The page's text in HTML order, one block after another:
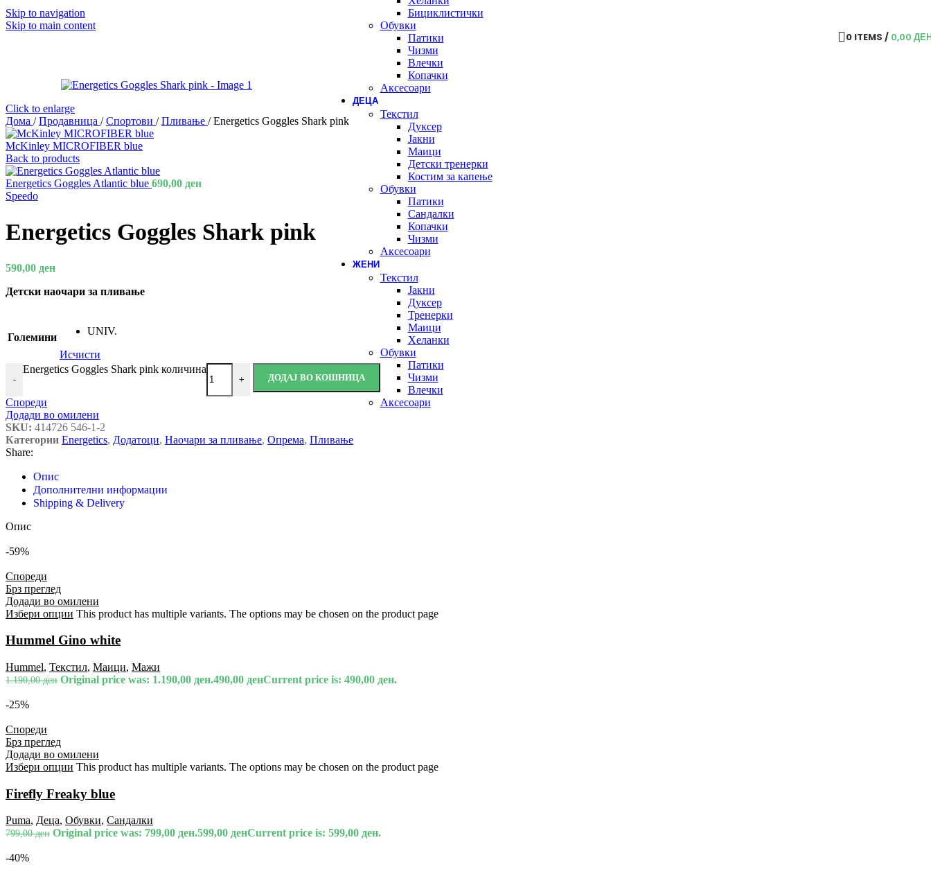
Skip to navigation
Skip to main content
Бициклистички
Обувки
Патики
Чизми
Влечки
Копачки
Аксесоари
ДЕЦА
Текстил
Дуксер
Јакни
Маици
Детски тренерки
Костим за капење
Обувки
Патики
Сандалки
Копачки
Чизми
Аксесоари
ЖЕНИ
Текстил
Јакни
Дуксер
Тренерки
Маици
Хеланки
Обувки
Патики
Чизми
Влечки
Аксесоари
0 ITEMS / 0,00
Click to enlarge
Дома / Продавница / Спортови / Пливање / Energetics Goggles Shark pink
McKinley MICROFIBER blue
Back to products
Energetics Goggles Atlantic blue 690,00 ден
Speedo
Energetics Goggles Shark pink
590,00 ден
Детски наочари за пливање
Големини
UNIV.
Исчисти
-
Energetics Goggles Shark pink количина
+ ДОДАЈ ВО КОШНИЦА
Спореди
Додади во омилени
SKU: 414726 546-1-2
Категории Energetics, Додатоци, Наочари за пливање, Опрема, Пливање
Share:
Опис
Дополнителни информации
Shipping & Delivery
Опис
-59%
Спореди
Брз преглед
Додади во омилени
Избери опции This product has multiple variants. The options may be chosen on the product page
Hummel Gino white
Hummel, Текстил, Маици, Мажи
1.190,00ден Original price was: 1.190,00 ден.490,00 денCurrent price is: 490,00 ден.
-25%
Спореди
Брз преглед
Додади во омилени
Избери опции This product has multiple variants. The options may be chosen on the product page
Firefly Freaky blue
Puma, Деца, Обувки, Сандалки
799,00ден Original price was: 799,00 ден.599,00 денCurrent price is: 599,00 ден.
-40%